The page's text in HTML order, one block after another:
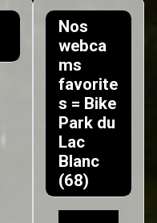
Nos
webca
ms
favorite
s = Bike
Park du
Lac
Blanc
(68)